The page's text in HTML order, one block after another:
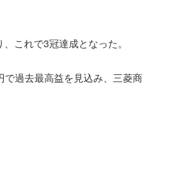
これで3冠達成となった。
過去最高益を見込み、三菱商